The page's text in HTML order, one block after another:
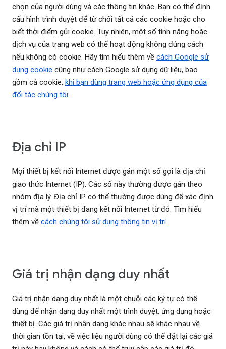
chọn của người dùng và các thông tin khác. Bạn có thể định
cấu hình trình duyệt để từ chối tất cả các cookie hoặc cho
biết thời điểm gửi cookie. Tuy nhiên, một số tính năng hoặc
dịch vụ của trang web có thể hoạt động không đúng cách
nếu không có cookie. Hãy tìm hiểu thêm về cách Google sử
dụng cookie cũng như cách Google sử dụng dữ liệu, bao
gồm cả cookie, khi bạn dùng trang web hoặc ứng dụng của
đối tác chúng tôi.
Địa chỉ IP
Mọi thiết bị kết nối Internet được gán một số gọi là địa chỉ
giao thức Internet (IP). Các số này thường được gán theo
nhóm địa lý. Địa chỉ IP có thể thường được dùng để xác định
vị trí mà một thiết bị đang kết nối Internet từ đó. Tìm hiểu
thêm về cách chúng tôi sử dụng thông tin vị trí.
Giá trị nhận dạng duy nhất
Giá trị nhận dạng duy nhất là một chuỗi các ký tự có thể
dùng để nhận dạng duy nhất một trình duyệt, ứng dụng hoặc
thiết bị. Các giá trị nhận dạng khác nhau sẽ khác nhau về
thời gian tồn tại, về việc liệu người dùng có thể đặt lại các giá